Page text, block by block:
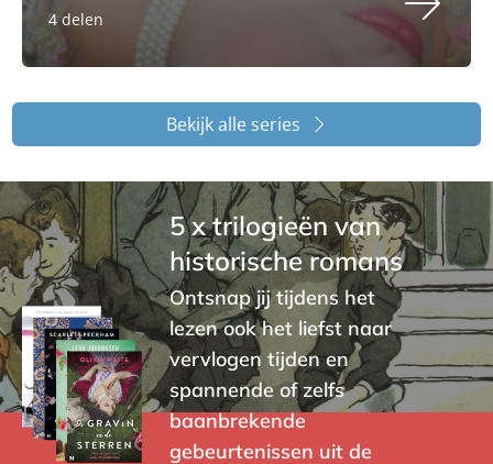
4 delen
Bekijk alle series
5 x trilogieën van
historische romans
Ontsnap jij tijdens het
lezen ook het liefst naar
vervlogen tijden en
spannende of zelfs
baanbrekende
gebeurtenissen uit de